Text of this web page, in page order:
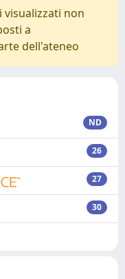
visualizzati non
a
dell'ateneo
ND
26
27
30